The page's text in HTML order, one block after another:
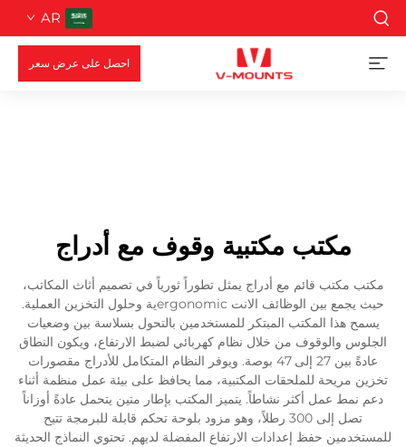
AR
احصل على عرض سعر
مكتب مكتبية وقوف مع أدراج
مكتب مكتب قائم مع أدراج يمثل تطوراً ثورياً في تصميم أثاث المكاتب،
حيث يجمع بين الوظائف الانت ergonomicية وحلول التخزين العملية.
يسمح هذا المكتب المبتكر للمستخدمين بالتحول بسلاسة بين وضعيات
الجلوس والوقوف من خلال نظام كهربائي لضبط الارتفاع، ويكون النطاق
عادةً بين 27 إلى 47 بوصة. ويوفر النظام المتكامل للأدراج مقصورات
تخزين مريحة للملحقات المكتبية، مما يحافظ على بيئة عمل منظمة أثناء
دعم نمط عمل أكثر نشاطاً. يتميز المكتب بإطار متين يتحمل عادةً أوزاناً
تصل إلى 300 رطلاً، وهو مزود بلوحة تحكم قابلة للبرمجة تتيح
للمستخدمين حفظ إعدادات الارتفاع المفضلة لديهم. تحتوي النماذج الحديثة